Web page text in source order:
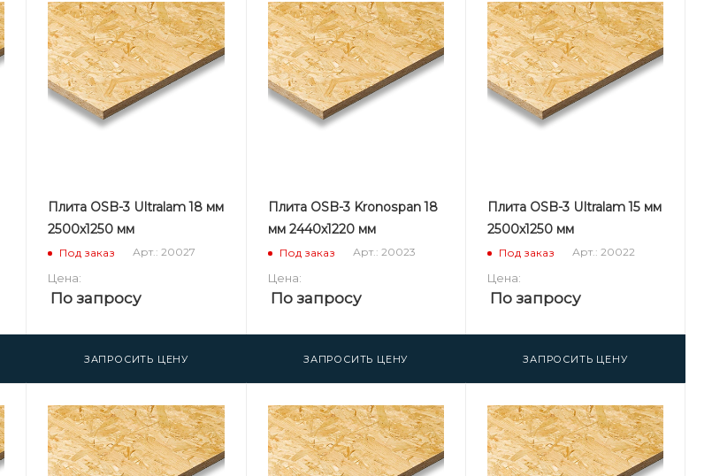
Плита OSB-3 Ultralam 18 мм
2500х1250 мм
Под заказ Арт.: 20027
Цена:
По запросу
ЗАПРОСИТЬ ЦЕНУ
Плита OSB-3 Kronospan 18
мм 2440х1220 мм
Под заказ Арт.: 20023
Цена:
По запросу
ЗАПРОСИТЬ ЦЕНУ
Плита OSB-3 Ultralam 15 мм
2500х1250 мм
Под заказ Арт.: 20022
Цена:
По запросу
ЗАПРОСИТЬ ЦЕНУ